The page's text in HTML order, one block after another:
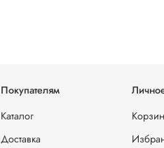
Покупателям
Каталог
Доставка